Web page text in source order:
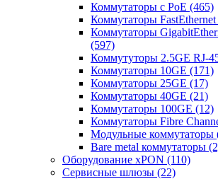
Коммутаторы с PoE (465)
Коммутаторы
Коммутаторы
(597)
Коммутуторы 2.5GE RJ-
Коммутаторы 10GE (171)
Коммутаторы 25GE (17)
Коммутаторы 40GE (21)
Коммутаторы 100GE (12)
Коммутаторы Fibre
Модульные коммутаторы
Bare metal коммутаторы
Оборудование xPON (110)
Сервисные шлюзы (22)